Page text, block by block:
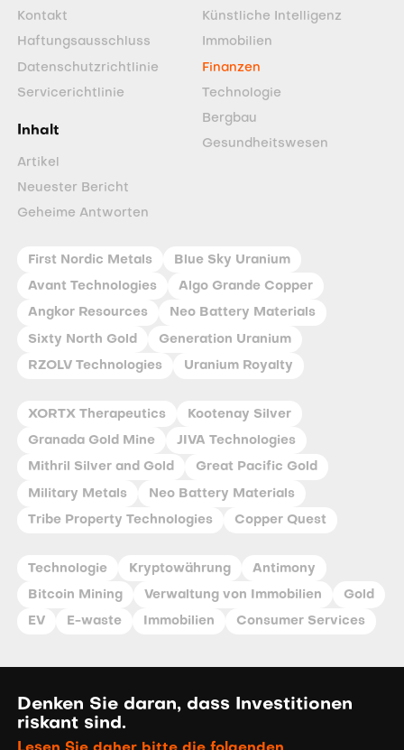
Kontakt
Haftungsausschluss
Datenschutzrichtlinie
Servicerichtlinie
Inhalt
Artikel
Neuester Bericht
Geheime Antworten
Künstliche Intelligenz
Immobilien
Finanzen
Technologie
Bergbau
Gesundheitswesen
First Nordic Metals Blue Sky Uranium
Avant Technologies Algo Grande Copper
Angkor Resources Neo Battery Materials
Sixty North Gold Generation Uranium
RZOLV Technologies Uranium Royalty
XORTX Therapeutics Kootenay Silver
Granada Gold Mine JIVA Technologies
Mithril Silver and Gold Great Pacific Gold
Military Metals Neo Battery Materials
Tribe Property Technologies Copper Quest
Technologie Kryptowährung Antimony
Bitcoin Mining Verwaltung von Immobilien Gold
EV E-waste Immobilien Consumer Services
Denken Sie daran, dass Investitionen
riskant sind.